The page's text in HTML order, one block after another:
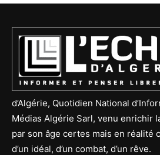
d’Algérie, Quotidien National
Médias Algérie Sarl, venu enrichir
par son âge certes mais en réalité
d’un idéal, d’un combat, d’un rêve.